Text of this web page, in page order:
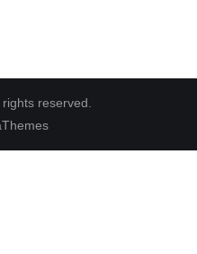
reserved.